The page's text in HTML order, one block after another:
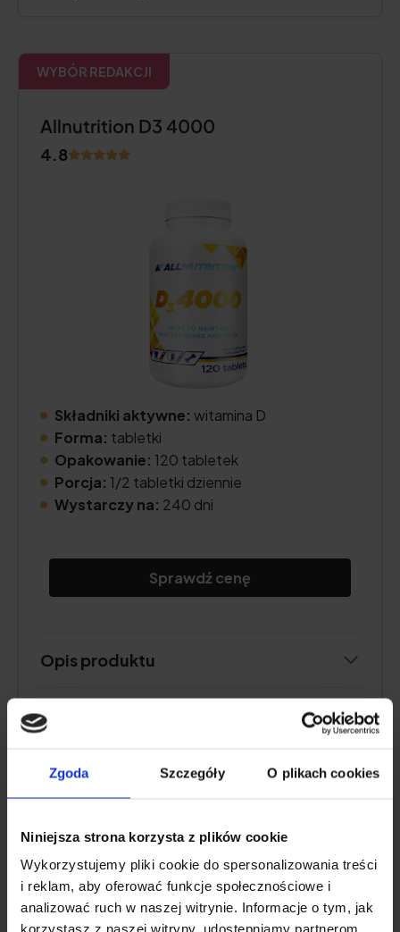
Zgoda Szczegóły O plikach cookies
Niniejsza strona korzysta z plików cookie
Wykorzystujemy pliki cookie do spersonalizowania treści
i reklam, aby oferować funkcje społecznościowe i
analizować ruch w naszej witrynie. Informacje o tym, jak
korzystasz z naszej witryny, udostępniamy partnerom
WYBÓR REDAKCJI
Allnutrition D3 4000
4.8
Składniki aktywne: witamina D
Forma: tabletki
Opakowanie: 120 tabletek
Porcja: 1/2 tabletki dziennie
Wystarczy na: 240 dni
Sprawdź cenę
Opis produktu
Plusy i minusy
Dodatkowe informacje
BARDZO WYSOKA DAWKA